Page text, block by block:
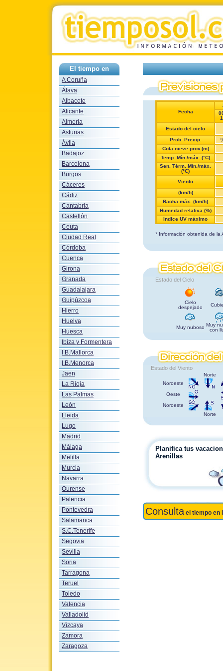
El tiempo en
A Coruña
Álava
Albacete
Alicante
Almería
Asturias
Ávila
Badajoz
Barcelona
Burgos
Cáceres
Cádiz
Cantabria
Castellón
Ceuta
Ciudad Real
Córdoba
Cuenca
Girona
Granada
Guadalajara
Guipúzcoa
Hierro
Huelva
Huesca
Ibiza y Formentera
I.B.Mallorca
I.B.Menorca
Jaen
La Rioja
Las Palmas
León
Lleida
Lugo
Madrid
Málaga
Melilla
Murcia
Navarra
Ourense
Palencia
Pontevedra
Salamanca
S.C.Tenerife
Segovia
Sevilla
Soria
Tarragona
Teruel
Toledo
Valencia
Valladolid
Vizcaya
Zamora
Zaragoza
Fecha
Estado del cielo
Prob. Precip.
Cota nieve prov.(m)
Temp. Mín./máx. (°C)
Sen. Térm. Mín./máx.
(°C)
Viento
(km/h)
Racha máx. (km/h)
Humedad relativa (%)
Indice UV máximo
* Información obtenida de la
Estado del Cielo
Cielo
despejado
Muy nuboso Muy
con
Estado del Viento
Norte
Noroeste
Oeste
Noroeste
Norte
Planifica tus
Arenillas
Consulta el tiempo en